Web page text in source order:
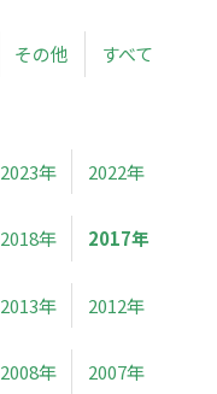
その他 すべて
2023年 2022年
2018年 2017年
2013年 2012年
2008年 2007年